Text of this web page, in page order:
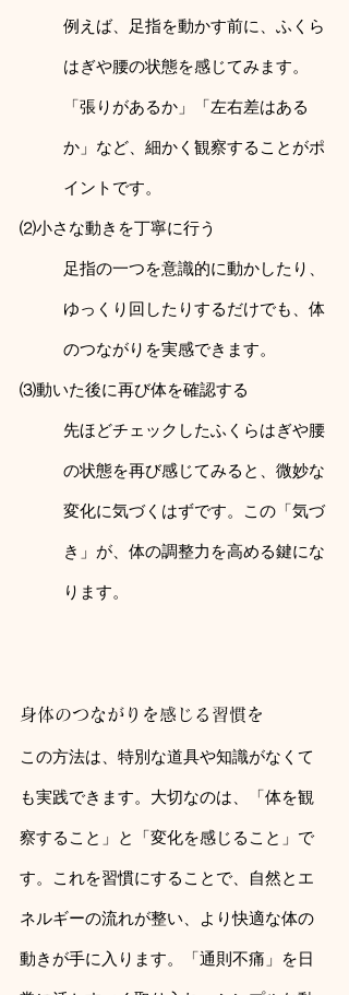
例えば、足指を動かす前に、ふくら
はぎや腰の状態を感じてみます。
「張りがあるか」「左右差はある
か」など、細かく観察することがポ
イントです。
⑵小さな動きを丁寧に行う
足指の一つを意識的に動かしたり、
ゆっくり回したりするだけでも、体
のつながりを実感できます。
⑶動いた後に再び体を確認する
先ほどチェックしたふくらはぎや腰
の状態を再び感じてみると、微妙な
変化に気づくはずです。この「気づ
き」が、体の調整力を高める鍵にな
ります。
身体のつながりを感じる習慣を
この方法は、特別な道具や知識がなくて
も実践できます。大切なのは、「体を観
察すること」と「変化を感じること」で
す。これを習慣にすることで、自然とエ
ネルギーの流れが整い、より快適な体の
動きが手に入ります。「通則不痛」を日